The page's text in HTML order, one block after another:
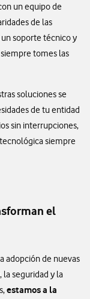
un equipo de
de las
soporte técnico y
tomes las
soluciones se
de tu entidad
sin interrupciones,
siempre
el
adopción de nuevas
la seguridad y la
estamos a la